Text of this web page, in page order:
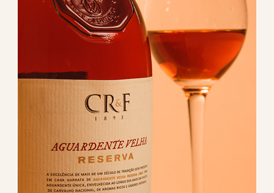
Conheça a alma das
nossas aguardentes